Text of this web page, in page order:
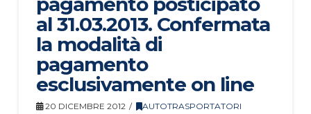
al 31.03.2013. Confermata
la modalità di
pagamento
esclusivamente on line
20 DICEMBRE 2012 AUTOTRASPORTATORI